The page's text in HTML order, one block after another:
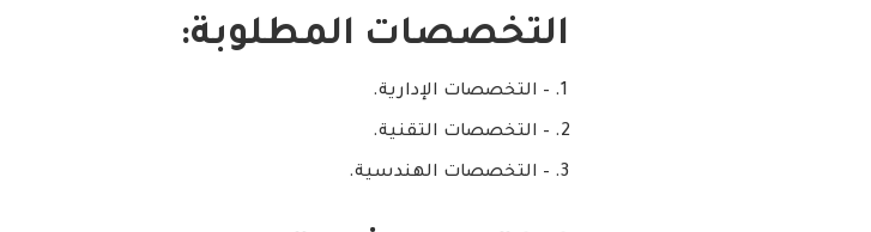
التخصصات المطلوبة:
– التخصصات الإدارية.
– التخصصات التقنية.
– التخصصات الهندسية.